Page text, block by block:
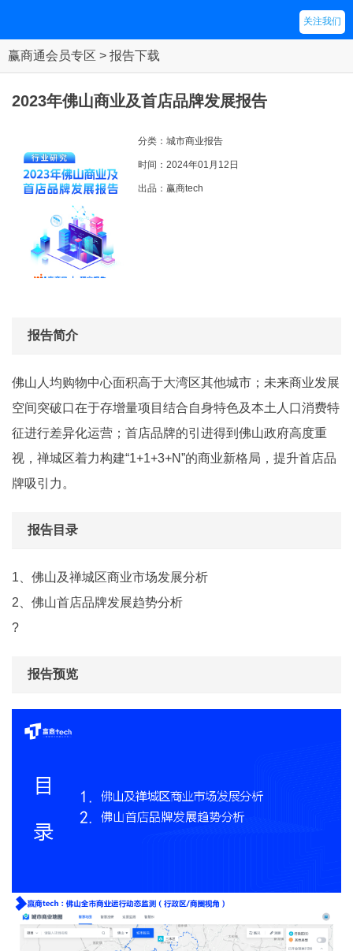
关注我们
赢商通会员专区 > 报告下载
2023年佛山商业及首店品牌发展报告
分类：城市商业报告
时间：2024年01月12日
出品：赢商tech
报告简介
佛山人均购物中心面积高于大湾区其他城市；未来商业发展
空间突破口在于存增量项目结合自身特色及本土人口消费特
征进行差异化运营；首店品牌的引进得到佛山政府高度重
视，禅城区着力构建“1+1+3+N”的商业新格局，提升首店品
牌吸引力。
报告目录
1、佛山及禅城区商业市场发展分析
2、佛山首店品牌发展趋势分析
?
报告预览